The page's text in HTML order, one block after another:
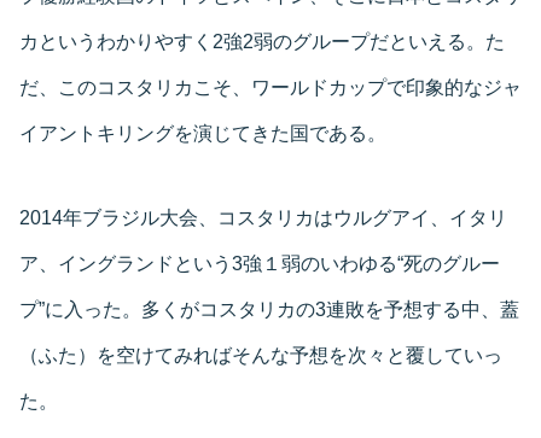
カというわかりやすく2強2弱のグループだといえる。た
だ、このコスタリカこそ、ワールドカップで印象的なジャ
イアントキリングを演じてきた国である。
2014年ブラジル大会、コスタリカはウルグアイ、イタリ
ア、イングランドという3強１弱のいわゆる“死のグルー
プ”に入った。多くがコスタリカの3連敗を予想する中、蓋
（ふた）を空けてみればそんな予想を次々と覆していっ
た。